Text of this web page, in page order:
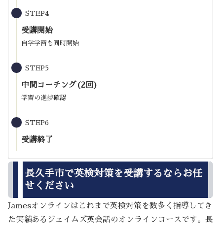
STEP4
受講開始
自学学習も同時開始
STEP5
中間コーチング(2回)
学習の進捗確認
STEP6
受講終了
長久手市で英検対策を受講するならお任
せください
Jamesオンラインはこれまで英検対策を数多く指導してき
た実績あるジェイムズ英会話のオンラインコースです。長